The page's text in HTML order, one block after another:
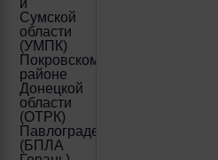
Сумской
области
(УМПК)
Покровском
районе
Донецкой
области
(ОТРК)
Павлограде
(БПЛА